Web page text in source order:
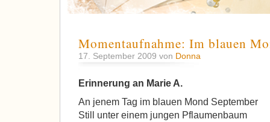
Momentaufnahme: Im blauen
17. September 2009 von Donna
Erinnerung an Marie A.
An jenem Tag im blauen Mond September
Still unter einem jungen Pflaumenbaum